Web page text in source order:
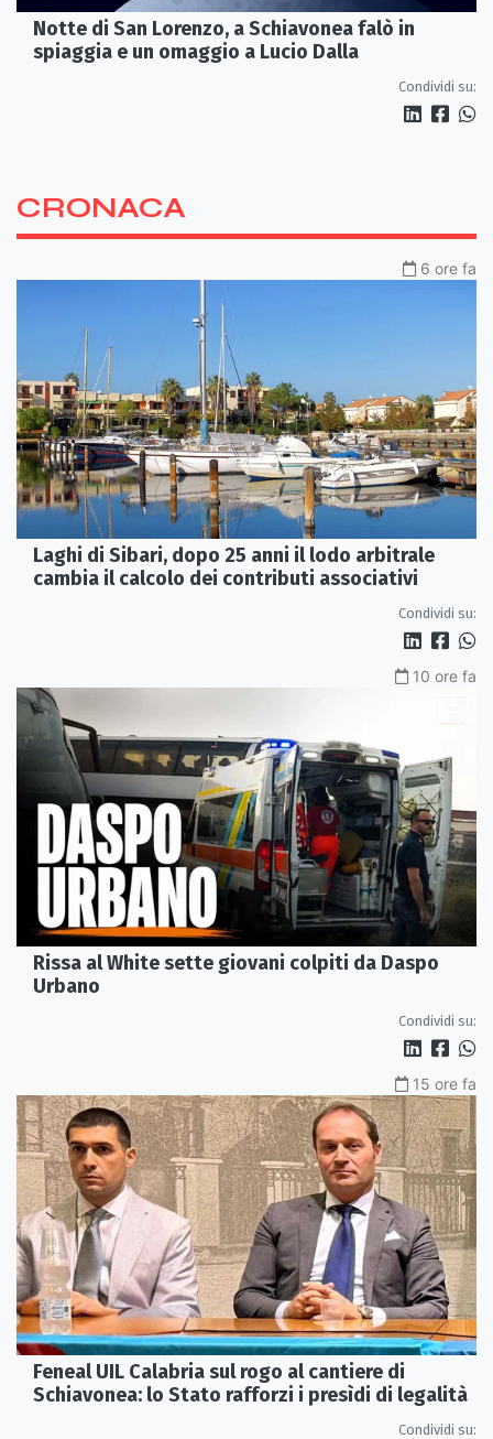
Notte di San Lorenzo, a Schiavonea falò in
spiaggia e un omaggio a Lucio Dalla
Condividi su:
CRONACA
6 ore fa
Laghi di Sibari, dopo 25 anni il lodo arbitrale
cambia il calcolo dei contributi associativi
Condividi su:
10 ore fa
Rissa al White sette giovani colpiti da Daspo
Urbano
Condividi su:
15 ore fa
Feneal UIL Calabria sul rogo al cantiere di
Schiavonea: lo Stato rafforzi i presìdi di legalità
Condividi su: